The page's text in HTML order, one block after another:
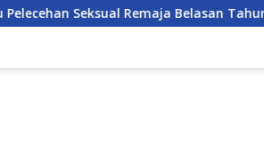
Remaja Belasan Tahun di Banggai